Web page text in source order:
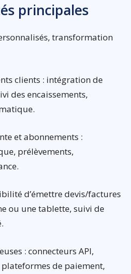
principales
transformation
clients : intégration de
des encaissements,
et abonnements :
prélèvements,
d’émettre devis/factures
ou une tablette, suivi de
: connecteurs API,
plateformes de paiement,